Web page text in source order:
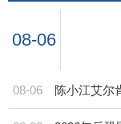
08-06
08-06 陈小江艾尔